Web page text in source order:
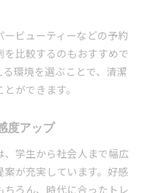
ビューティーなどの予約
比較するのもおすすめで
環境を選ぶことで、清潔
ができます。
度アップ
学生から社会人まで幅広
が充実しています。好感
ろん、時代に合ったトレ